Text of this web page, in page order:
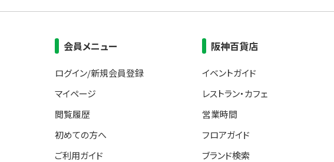
会員メニュー
ログイン/新規会員登録
マイページ
閲覧履歴
初めての方へ
ご利用ガイド
阪神百貨店
イベントガイド
レストラン・カフェ
営業時間
フロアガイド
ブランド検索